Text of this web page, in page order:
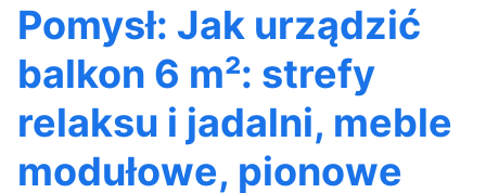
Pomysł: Jak urządzić
balkon 6 m²: strefy
relaksu i jadalni, meble
modułowe, pionowe